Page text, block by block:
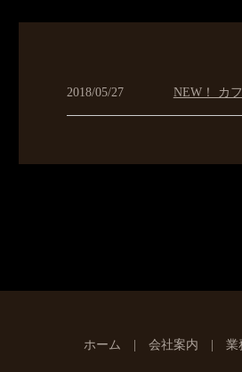
2018/05/27 NEW！ カ
ホーム 会社案内 業